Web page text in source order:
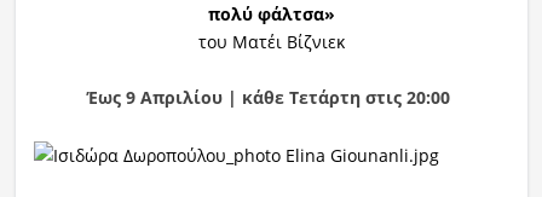
πολύ φάλτσα»
του Ματέι Βίζνιεκ
Έως 9 Απριλίου | κάθε Τετάρτη στις 20:00